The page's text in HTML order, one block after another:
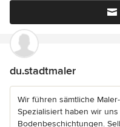
du.stadtmaler
Wir führen sämtliche
Spezialisiert haben wir
Bodenbeschichtungen.